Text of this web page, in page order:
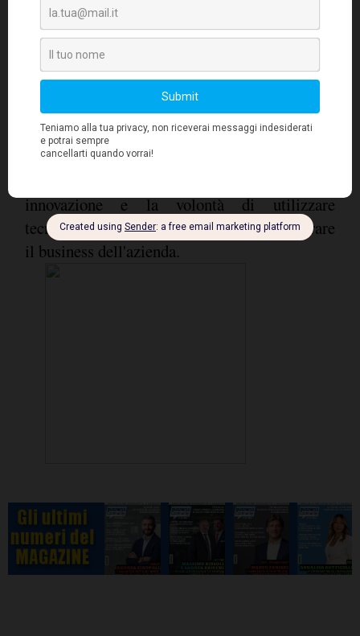
provenienti dalle proprie soluzioni IoT vengono
condivise con i dipendenti in tempo reale o
quasi, un dato che è cresciuto di 19 punti
percentuali rispetto allo scorso anno. In
particolare, le organizzazioni EMEA stanno
offrendo dati utili ai loro dipendenti delle
prime linee, come afferma il 27% degli
innovazione e la volontà di utilizzare
tecnologie e dati in tempo reale per migliorare
il business dell'azienda.